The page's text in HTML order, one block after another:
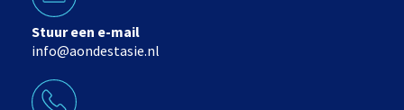
Stuur een e-mail
info@aondestasie.nl